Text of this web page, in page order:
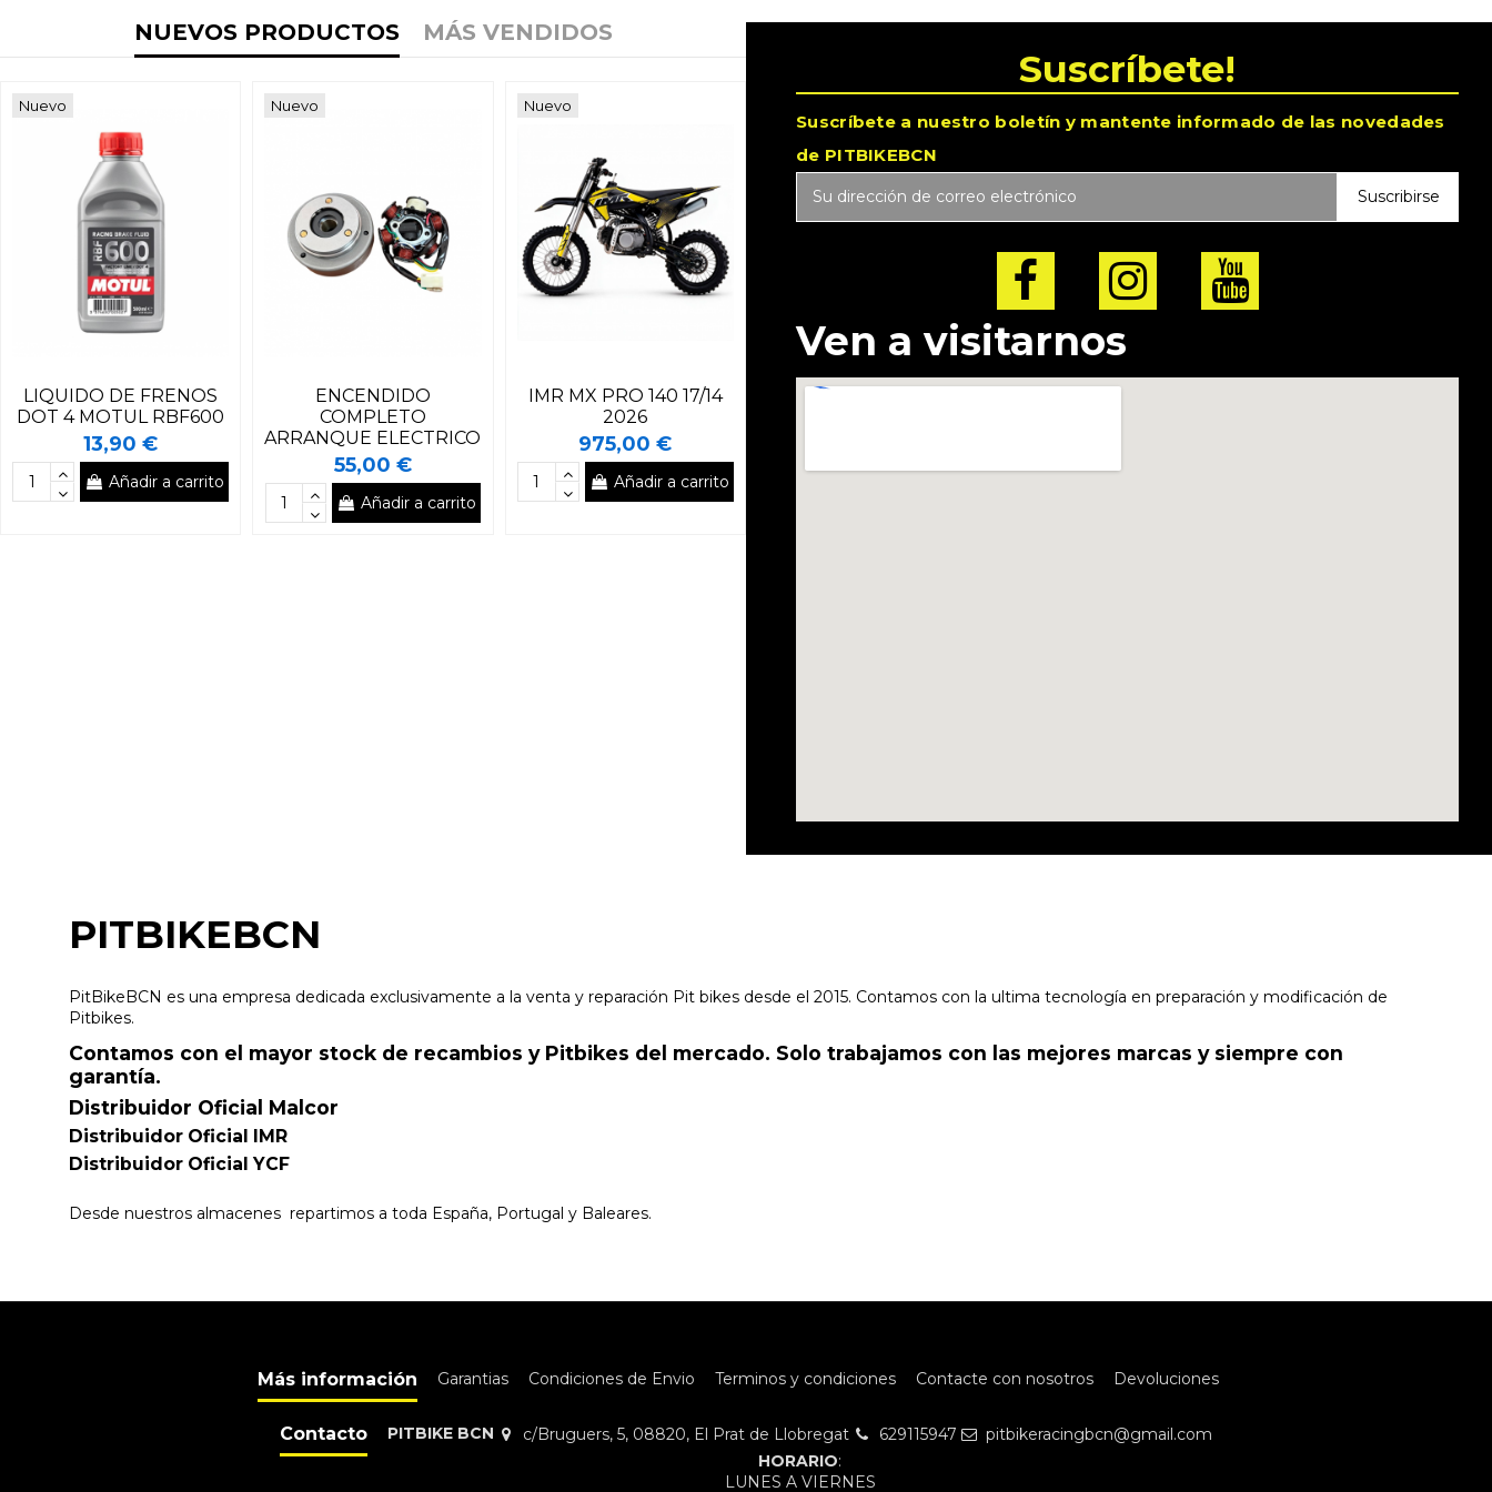
NUEVOS PRODUCTOS MÁS VENDIDOS
Nuevo
LIQUIDO DE FRENOS
DOT 4 MOTUL RBF600
13,90 €
Añadir a carrito
Nuevo
ENCENDIDO
COMPLETO
ARRANQUE ELECTRICO
55,00 €
Añadir a carrito
Nuevo
IMR MX PRO 140 17/14
2026
975,00 €
Añadir a carrito
Suscríbete!
Suscríbete a nuestro boletín y mantente informado de las novedades
de PITBIKEBCN
Ven a visitarnos
PITBIKEBCN
PitBikeBCN es una empresa dedicada exclusivamente a la venta y reparación Pit bikes desde el 2015. Contamos con la ultima tecnología en preparación y modificación de
Pitbikes.
Contamos con el mayor stock de recambios y Pitbikes del mercado. Solo trabajamos con las mejores marcas y siempre con
garantía.
Distribuidor Oficial Malcor
Distribuidor Oficial IMR
Distribuidor Oficial YCF
Desde nuestros almacenes repartimos a toda España, Portugal y Baleares.
Más información Garantias Condiciones de Envio Terminos y condiciones Contacte con nosotros Devoluciones
Contacto PITBIKE BCN c/Bruguers, 5, 08820, El Prat de Llobregat 629115947
pitbikeracingbcn@gmail.com
HORARIO:
LUNES A VIERNES